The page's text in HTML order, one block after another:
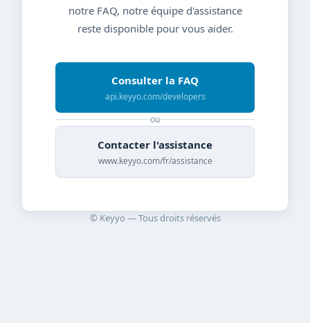
notre FAQ, notre équipe d'assistance
reste disponible pour vous aider.
Consulter la FAQ
api.keyyo.com/developers
ou
Contacter l'assistance
www.keyyo.com/fr/assistance
© Keyyo — Tous droits réservés